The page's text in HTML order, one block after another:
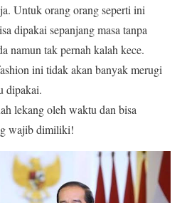
Untuk orang orang seperti ini
dipakai sepanjang masa tanpa
namun tak pernah kalah kece.
ini tidak akan banyak merugi
dipakai.
lekang oleh waktu dan bisa
wajib dimiliki!